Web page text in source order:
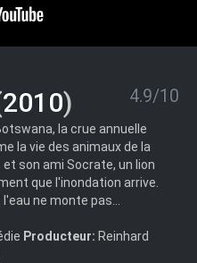
2010) 4.9/10
la crue annuelle
la vie des animaux de la
son ami Socrate, un lion
que l'inondation arrive.
ne monte pas…
Producteur: Reinhard